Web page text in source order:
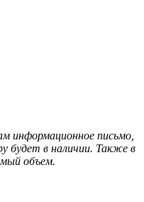
информационное письмо,
будет в наличии. Также в
объем.